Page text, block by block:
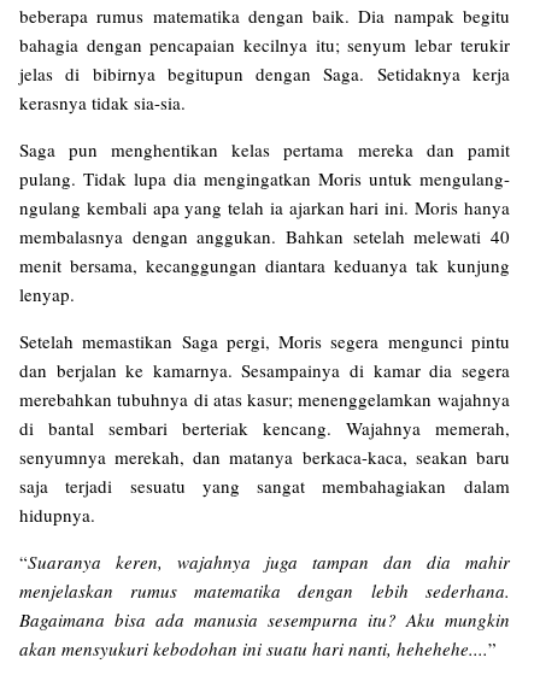
beberapa rumus matematika dengan baik. Dia nampak begitu
bahagia dengan pencapaian kecilnya itu; senyum lebar terukir
jelas di bibirnya begitupun dengan Saga. Setidaknya kerja
kerasnya tidak sia-sia.
Saga pun menghentikan kelas pertama mereka dan pamit
pulang. Tidak lupa dia mengingatkan Moris untuk mengulang-
ngulang kembali apa yang telah ia ajarkan hari ini. Moris hanya
membalasnya dengan anggukan. Bahkan setelah melewati 40
menit bersama, kecanggungan diantara keduanya tak kunjung
lenyap.
Setelah memastikan Saga pergi, Moris segera mengunci pintu
dan berjalan ke kamarnya. Sesampainya di kamar dia segera
merebahkan tubuhnya di atas kasur; menenggelamkan wajahnya
di bantal sembari berteriak kencang. Wajahnya memerah,
senyumnya merekah, dan matanya berkaca-kaca, seakan baru
saja terjadi sesuatu yang sangat membahagiakan dalam
hidupnya.
“Suaranya keren, wajahnya juga tampan dan dia mahir
menjelaskan rumus matematika dengan lebih sederhana.
Bagaimana bisa ada manusia sesempurna itu? Aku mungkin
akan mensyukuri kebodohan ini suatu hari nanti, hehehehe....”